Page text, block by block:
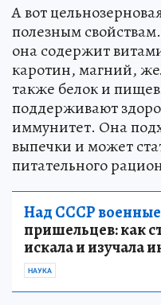
А вот
полезным
она содержит
каротин, магний,
также белок и
поддерживают
иммунитет. Она
выпечки и может
питательного
Над СССР военные
пришельцев: как
искала и изучала
НАУКА